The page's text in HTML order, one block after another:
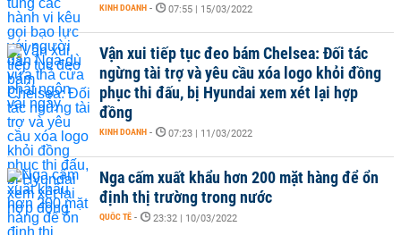
KINH DOANH - 07:55 | 15/03/2022
Vận xui tiếp tục đeo bám Chelsea: Đối tác
ngừng tài trợ và yêu cầu xóa logo khỏi đồng
phục thi đấu, bị Hyundai xem xét lại hợp
đồng
KINH DOANH - 07:23 | 11/03/2022
Nga cấm xuất khẩu hơn 200 mặt hàng để ổn
định thị trường trong nước
QUỐC TẾ - 23:32 | 10/03/2022